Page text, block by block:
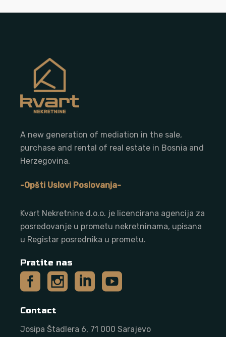
A new generation of mediation in the sale,
purchase and rental of real estate in Bosnia and
Herzegovina.
-Opšti Uslovi Poslovanja-
Kvart Nekretnine d.o.o. je licencirana agencija za
posredovanje u prometu nekretninama, upisana
u Registar posrednika u prometu.
Pratite nas
Contact
Josipa Štadlera 6, 71 000 Sarajevo